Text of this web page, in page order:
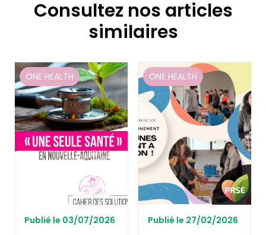
Consultez nos articles
similaires
ONE HEALTH
Publié le 03/07/2026
ONE HEALTH
Publié le 27/02/2026